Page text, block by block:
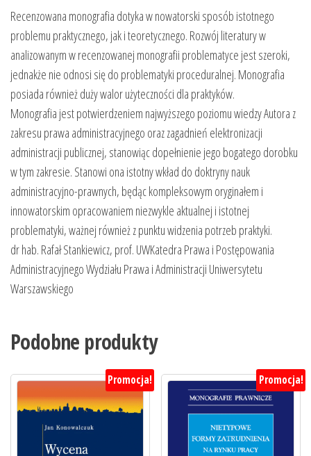
Recenzowana monografia dotyka w nowatorski sposób istotnego
problemu praktycznego, jak i teoretycznego. Rozwój literatury w
analizowanym w recenzowanej monografii problematyce jest szeroki,
jednakże nie odnosi się do problematyki proceduralnej. Monografia
posiada również duży walor użyteczności dla praktyków.
Monografia jest potwierdzeniem najwyższego poziomu wiedzy Autora z
zakresu prawa administracyjnego oraz zagadnień elektronizacji
administracji publicznej, stanowiąc dopełnienie jego bogatego dorobku
w tym zakresie. Stanowi ona istotny wkład do doktryny nauk
administracyjno-prawnych, będąc kompleksowym oryginałem i
innowatorskim opracowaniem niezwykle aktualnej i istotnej
problematyki, ważnej również z punktu widzenia potrzeb praktyki.
dr hab. Rafał Stankiewicz, prof. UWKatedra Prawa i Postępowania
Administracyjnego Wydziału Prawa i Administracji Uniwersytetu
Warszawskiego
Podobne produkty
Promocja! Promocja!